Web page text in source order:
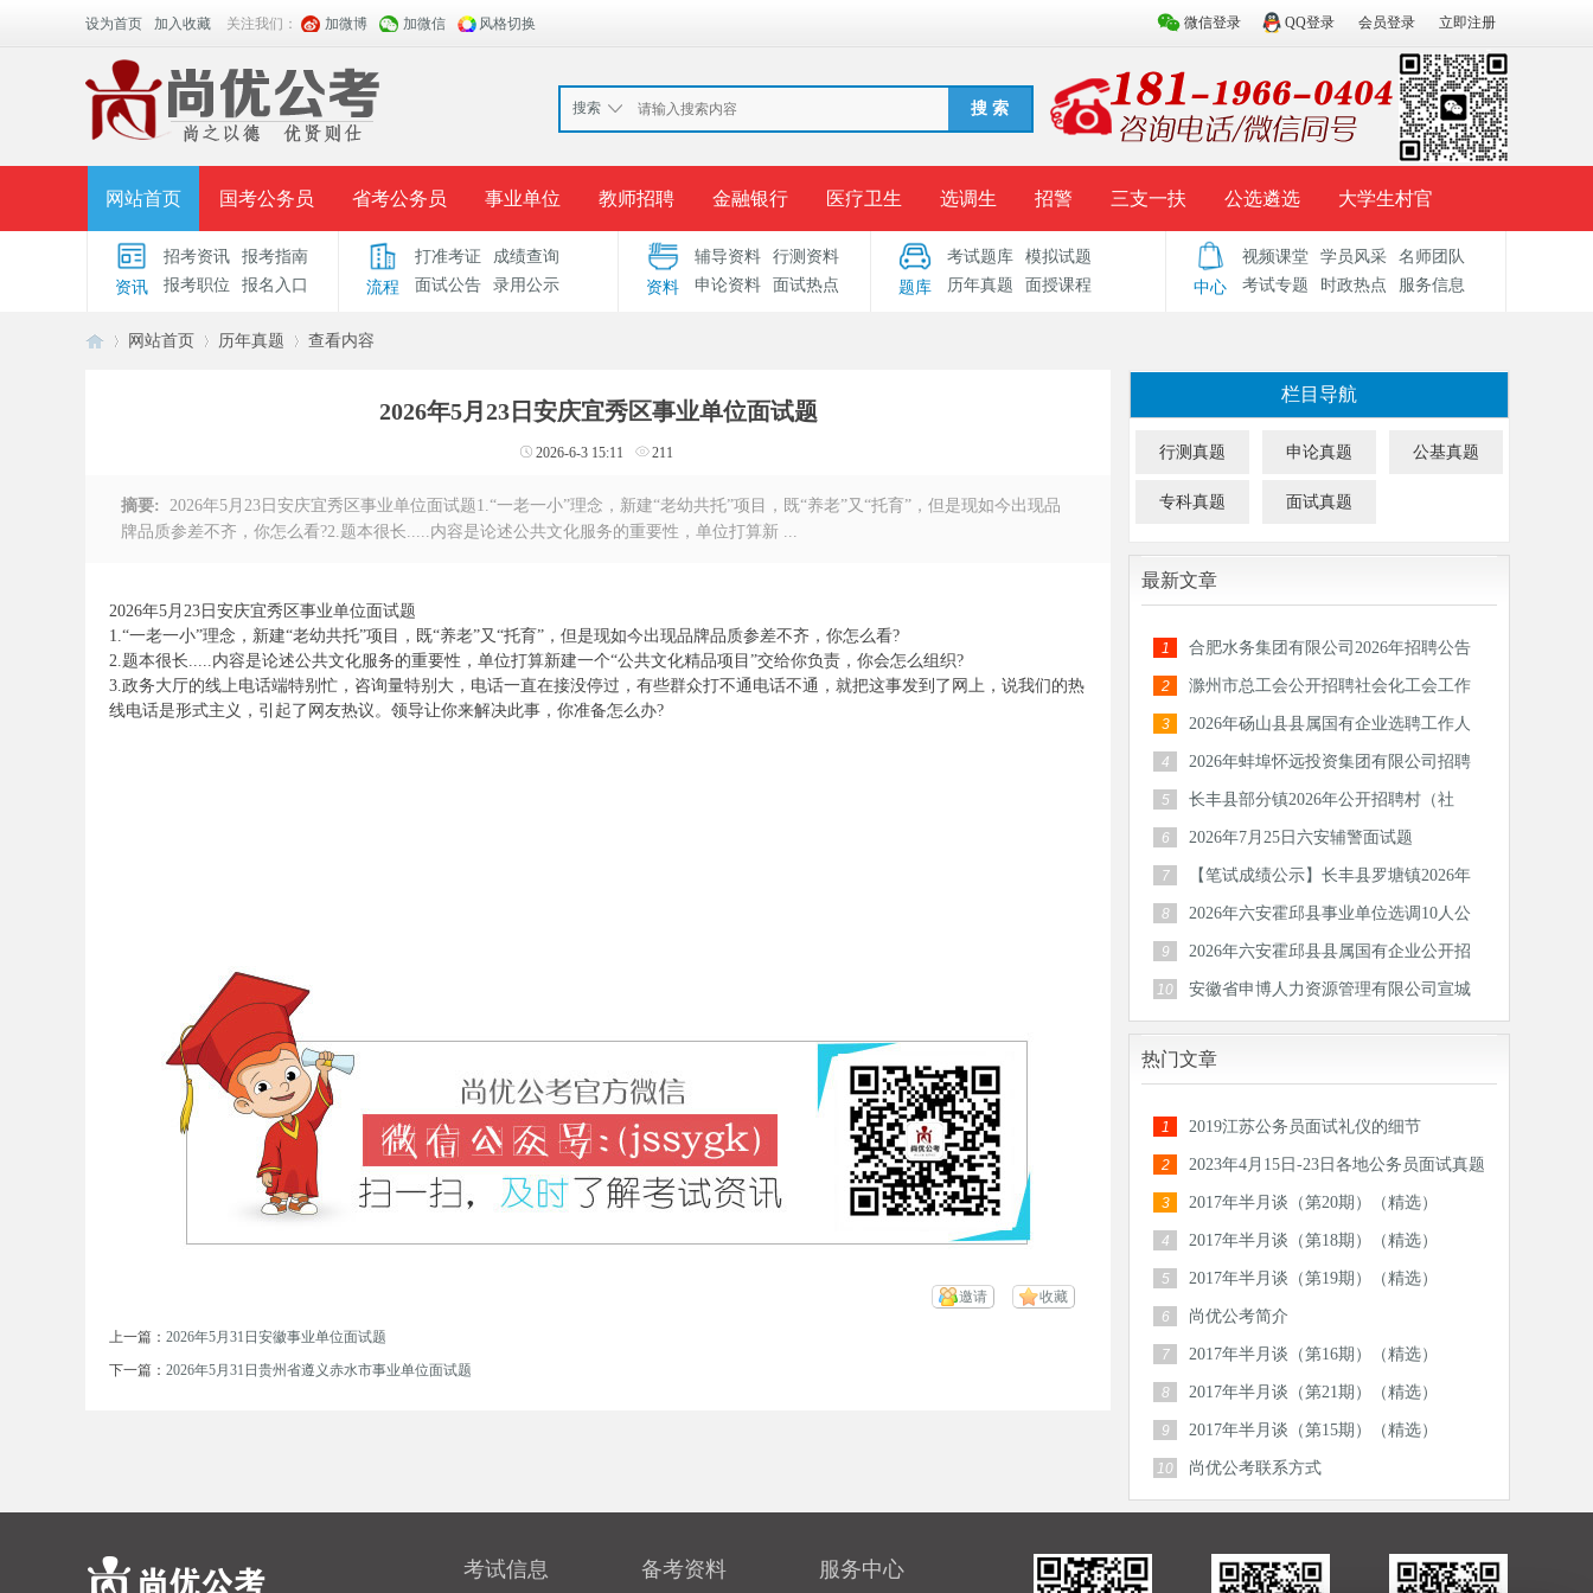
微信登录 QQ登录 会员登录 立即注册
设为首页 加入收藏 关注我们： 加微博 加微信 风格切换
搜索 搜 索
网站首页 国考公务员 省考公务员 事业单位 教师招聘 金融银行 医疗卫生 选调生 招警 三支一扶 公选遴选 大学生村官
面授课程 招考公告 面试公告 报考指导 准考证打印 成绩查询 录用公示 考试题库 辅导资料 历年真题 模拟试题
时政热点 视频课堂 名师团队
资讯
招考资讯
报考指南
报考职位
报名入口 流程
打准考证
成绩查询
面试公告
录用公示 资料
辅导资料
行测资料
申论资料
面试热点 题库
考试题库
模拟试题
历年真题
面授课程 中心
视频课堂 学员风采
名师团队
考试专题
时政热点 服务信息
网站首页 历年真题 查看内容
2026年5月23日安庆宜秀区事业单位面试题
2026-6-3 15:11 211
摘要: 2026年5月23日安庆宜秀区事业单位面试题1.“一老一小”理念，新建“老幼共托”项目，既“养老”又“托育”，但是现如今出现品
牌品质参差不齐，你怎么看?2.题本很长.....内容是论述公共文化服务的重要性，单位打算新 ...
2026年5月23日安庆宜秀区事业单位面试题
1.“一老一小”理念，新建“老幼共托”项目，既“养老”又“托育”，但是现如今出现品牌品质参差不齐，你怎么看?
2.题本很长.....内容是论述公共文化服务的重要性，单位打算新建一个“公共文化精品项目”交给你负责，你会怎么组织?
3.政务大厅的线上电话端特别忙，咨询量特别大，电话一直在接没停过，有些群众打不通电话不通，就把这事发到了网上，说我们的热
线电话是形式主义，引起了网友热议。领导让你来解决此事，你准备怎么办?
收藏
邀请
上一篇： 2026年5月31日安徽事业单位面试题
下一篇： 2026年5月31日贵州省遵义赤水市事业单位面试题
栏目导航
行测真题 申论真题 公基真题
专科真题 面试真题
最新文章
1 合肥水务集团有限公司2026年招聘公告
2
滁州市总工会公开招聘社会化工会工作
者和专
3
2026年砀山县县属国有企业选聘工作人
员公告
4
2026年蚌埠怀远投资集团有限公司招聘
30人公
5
长丰县部分镇2026年公开招聘村（社
区）后备
6 2026年7月25日六安辅警面试题
7
【笔试成绩公示】长丰县罗塘镇2026年
公开招
8
2026年六安霍邱县事业单位选调10人公
告
9
2026年六安霍邱县县属国有企业公开招
聘工作
10
安徽省申博人力资源管理有限公司宣城
分公司
热门文章
1 2019江苏公务员面试礼仪的细节
2
2023年4月15日-23日各地公务员面试真题
汇总
3 2017年半月谈（第20期）（精选）
4 2017年半月谈（第18期）（精选）
5 2017年半月谈（第19期）（精选）
6 尚优公考简介
7 2017年半月谈（第16期）（精选）
8 2017年半月谈（第21期）（精选）
9 2017年半月谈（第15期）（精选）
10 尚优公考联系方式
考试信息 备考资料 服务中心